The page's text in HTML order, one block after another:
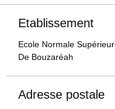
Etablissement
Ecole Normale
De Bouzaréah
Adresse postale